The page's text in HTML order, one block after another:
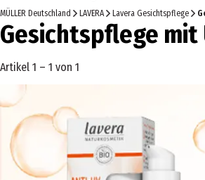
MÜLLER Deutschland LAVERA Lavera Gesichtspflege
Gesichtspflege mit
Artikel 1 – 1 von 1